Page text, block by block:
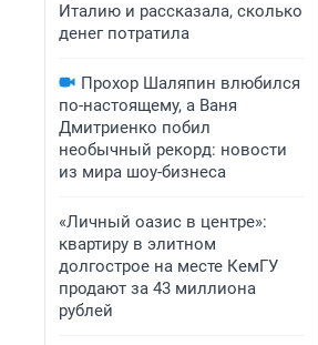
Италию и рассказала, сколько
денег потратила
Прохор Шаляпин влюбился
по-настоящему, а Ваня
Дмитриенко побил
необычный рекорд: новости
из мира шоу-бизнеса
«Личный оазис в центре»:
квартиру в элитном
долгострое на месте КемГУ
продают за 43 миллиона
рублей